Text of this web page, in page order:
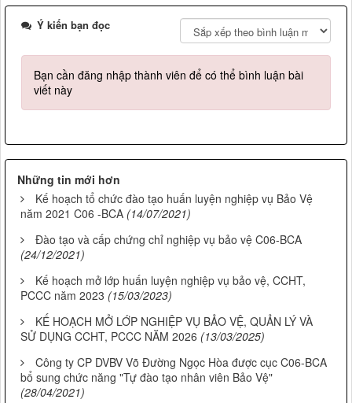
Ý kiến bạn đọc
Bạn cần đăng nhập thành viên để có thể bình luận bài
viết này
Những tin mới hơn
Kế hoạch tổ chức đào tạo huấn luyện nghiệp vụ Bảo Vệ
năm 2021 C06 -BCA (14/07/2021)
Đào tạo và cấp chứng chỉ nghiệp vụ bảo vệ C06-BCA
(24/12/2021)
Kế hoạch mở lớp huấn luyện nghiệp vụ bảo vệ, CCHT,
PCCC năm 2023 (15/03/2023)
KẾ HOẠCH MỞ LỚP NGHIỆP VỤ BẢO VỆ, QUẢN LÝ VÀ
SỬ DỤNG CCHT, PCCC NĂM 2026 (13/03/2025)
Công ty CP DVBV Võ Đường Ngọc Hòa được cục C06-BCA
bổ sung chức năng "Tự đào tạo nhân viên Bảo Vệ"
(28/04/2021)